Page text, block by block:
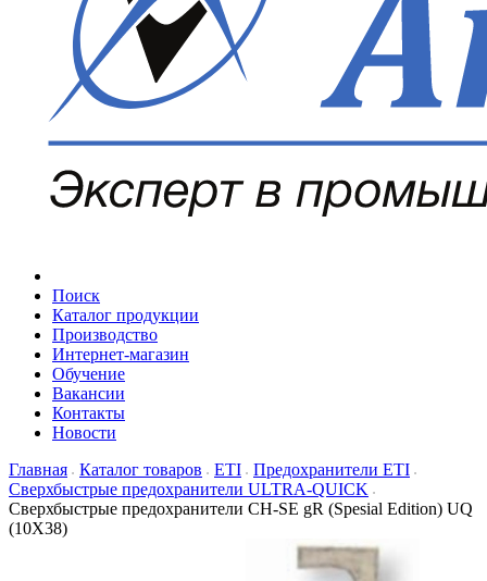
Поиск
Каталог продукции
Производство
Интернет-магазин
Обучение
Вакансии
Контакты
Новости
Главная
Каталог товаров ETI
Предохранители ETI
Сверхбыстрые предохранители ULTRA-QUICK
Сверхбыстрые предохранители CH-SE gR (Spesial Edition) UQ
(10X38)